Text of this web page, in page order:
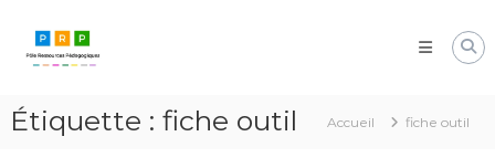
contenu
Pôle
Ressources
les
compétences
Étiquette : fiche outil Accueil fiche outil